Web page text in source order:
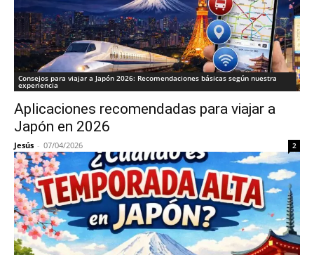
Consejos para viajar a Japón 2026: Recomendaciones básicas según nuestra
experiencia
Aplicaciones recomendadas para viajar a
Japón en 2026
Jesús - 07/04/2026 2